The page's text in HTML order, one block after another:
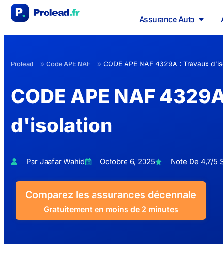
Assurance Auto
Prolead » Code APE NAF » CODE APE NAF 4329A : Travaux
CODE APE NAF
d'isolation
Par Jaafar Wahid Octobre 6, 2025 Note De 4,7/5
Comparez les assurances décennale
Gratuitement en moins de 2 minutes